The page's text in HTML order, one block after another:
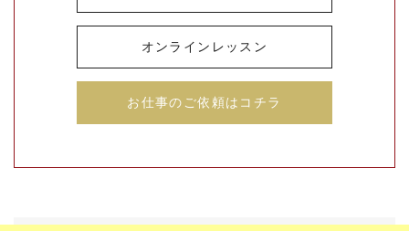
オンラインレッスン
お仕事のご依頼はコチラ